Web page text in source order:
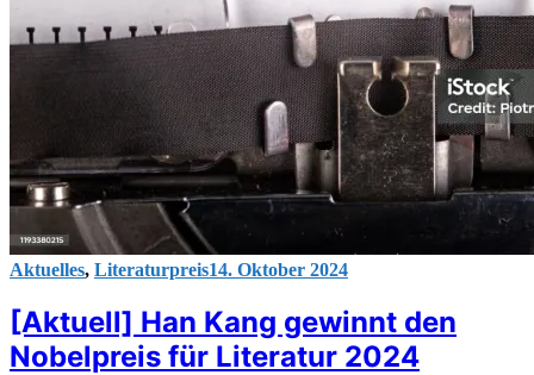
Aktuelles, Literaturpreis14. Oktober 2024
[Aktuell] Han Kang gewinnt den
Nobelpreis für Literatur 2024